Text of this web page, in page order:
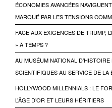
ÉCONOMIES AVANCÉES
MARQUÉ PAR LES TENSIONS
FACE AUX EXIGENCES DE TRUMP,
» À TEMPS ?
AU MUSÉUM NATIONAL
SCIENTIFIQUES AU SERVICE DE LA
HOLLYWOOD MILLENNIALS : LE
L’ÂGE D’OR ET LEURS HÉRITIERS